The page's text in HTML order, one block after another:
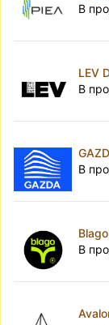
В
LEV
В
В
В